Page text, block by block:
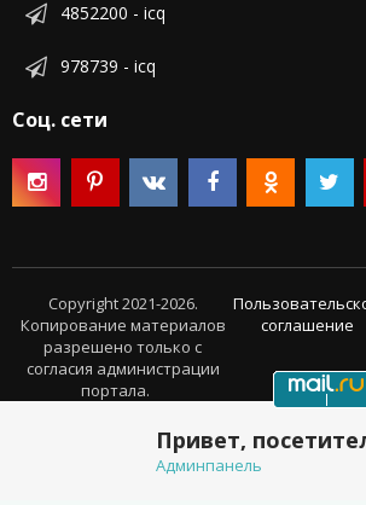
4852200 - icq
978739 - icq
Соц. сети
Copyright 2021-2026.
Копирование материалов
разрешено только с
согласия администрации
портала.
соглашение
Привет,
Админпанель